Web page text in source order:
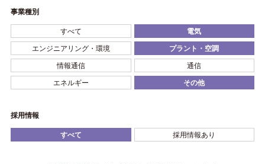
事業種別
すべて 電気
エンジニアリング・環境 プラント・空調
情報通信 通信
エネルギー その他
採用情報
すべて 採用情報あり